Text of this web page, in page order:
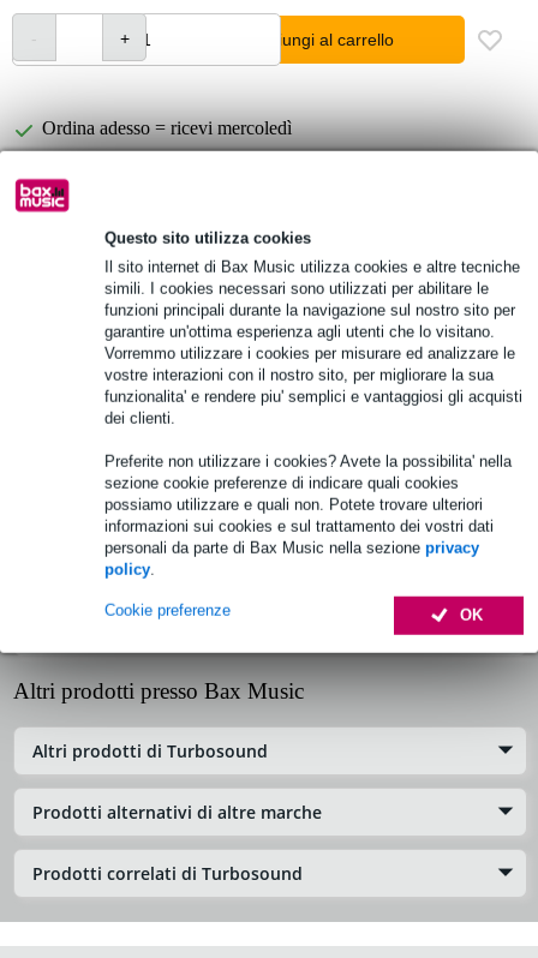
Questo sito utilizza cookies
Il sito internet di Bax Music utilizza cookies e altre tecniche
simili. I cookies necessari sono utilizzati per abilitare le
funzioni principali durante la navigazione sul nostro sito per
garantire un'ottima esperienza agli utenti che lo visitano.
Vorremmo utilizzare i cookies per misurare ed analizzare le
vostre interazioni con il nostro sito, per migliorare la sua
funzionalita' e rendere piu' semplici e vantaggiosi gli acquisti
dei clienti.
Preferite non utilizzare i cookies? Avete la possibilita' nella
sezione cookie preferenze di indicare quali cookies
possiamo utilizzare e quali non. Potete trovare ulteriori
informazioni sui cookies e sul trattamento dei vostri dati
personali da parte di Bax Music nella sezione privacy
policy.
OK
Cookie preferenze
Aggiungi al carrello
Ordina adesso = ricevi mercoledì
1.250 marchi leader
Informazioni sul prodotto
Specifiche complete
Turbosound display per IP3000
Cod. prodotto:9000-0151-0510
Informazioni sul prodotto
Specifiche
Altri prodotti presso Bax Music
Altri prodotti di Turbosound
Prodotti alternativi di altre marche
Prodotti correlati di Turbosound